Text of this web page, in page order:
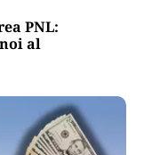
PNL:
al